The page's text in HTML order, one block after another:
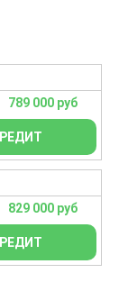
789 000 руб
829 000 руб